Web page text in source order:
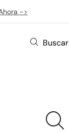
->
Buscar